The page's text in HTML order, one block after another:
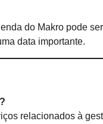
do Makro pode ser
data importante.
relacionados à